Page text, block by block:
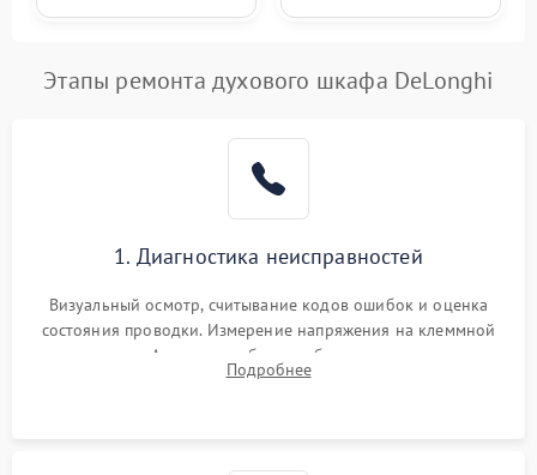
Этапы ремонта духового шкафа DeLonghi
1. Диагностика неисправностей
Визуальный осмотр, считывание кодов ошибок и оценка
состояния проводки. Измерение напряжения на клеммной
колодке. Анализ жалоб на проблемы с нагревом,
конвекцией, панелью управления или блокировкой дверцы.
Подробнее